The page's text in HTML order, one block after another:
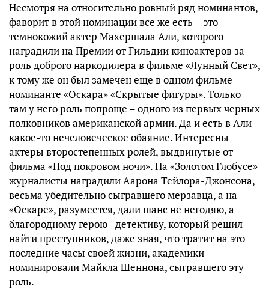
Несмотря на относительно ровный ряд номинантов,
фаворит в этой номинации все же есть – это
темнокожий актер Махершала Али, которого
наградили на Премии от Гильдии киноактеров за
роль доброго наркодилера в фильме «Лунный Свет»,
к тому же он был замечен еще в одном фильме-
номинанте «Оскара» «Скрытые фигуры». Только
там у него роль попроще – одного из первых черных
полковников американской армии. Да и есть в Али
какое-то нечеловеческое обаяние. Интересны
актеры второстепенных ролей, выдвинутые от
фильма «Под покровом ночи». На «Золотом Глобусе»
журналисты наградили Аарона Тейлора-Джонсона,
весьма убедительно сыгравшего мерзавца, а на
«Оскаре», разумеется, дали шанс не негодяю, а
благородному герою - детективу, который решил
найти преступников, даже зная, что тратит на это
последние часы своей жизни, академики
номинировали Майкла Шеннона, сыгравшего эту
роль.